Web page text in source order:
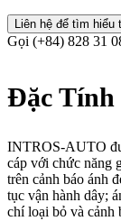
Liên hệ để tìm hiểu
Gọi (+84) 828 31
Đặc
INTROS-AUTO
cáp với chức năng
trên cảnh báo ánh
tục vận hành dây;
chí loại bỏ và cảnh